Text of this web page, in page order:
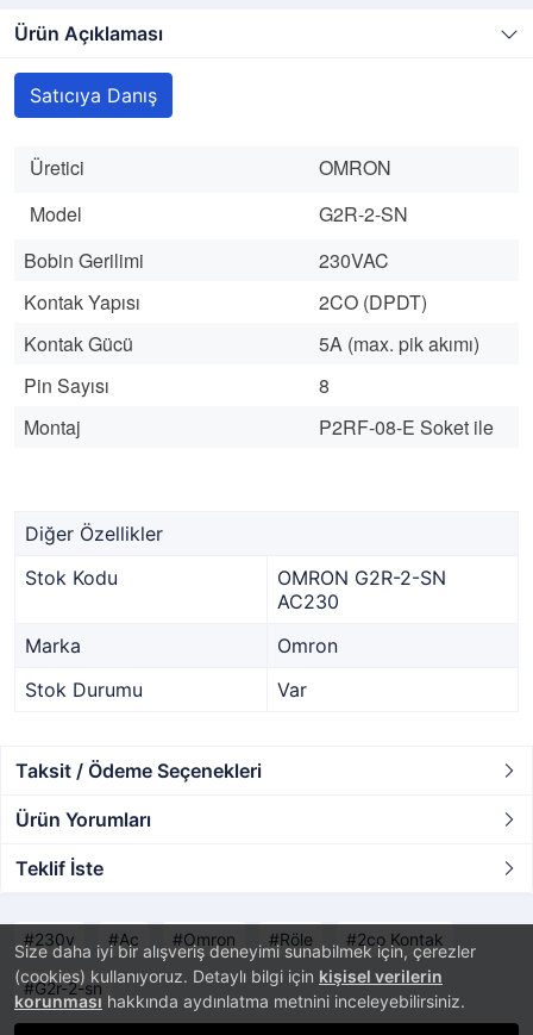
Size daha iyi bir alışveriş deneyimi sunabilmek için, çerezler
(cookies) kullanıyoruz. Detaylı bilgi için kişisel verilerin
korunması hakkında aydınlatma metnini inceleyebilirsiniz.
Ürün Açıklaması
Satıcıya Danış
Üretici
OMRON
Model
G2R-2-SN
Bobin Gerilimi
230VAC
Kontak Yapısı
2CO (DPDT)
Kontak Gücü
5A (max. pik akımı)
Pin Sayısı
8
Montaj
P2RF-08-E Soket ile
Diğer Özellikler
Stok Kodu
OMRON G2R-2-SN
AC230
Marka
Omron
Stok Durumu
Var
Taksit / Ödeme Seçenekleri
Ürün Yorumları
Teklif İste
230v Ac Omron Röle 2co Kontak
G2r-2-sn